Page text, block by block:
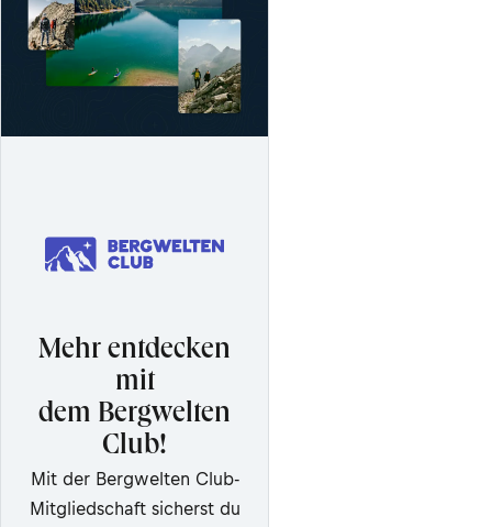
Mehr entdecken
mit
dem Bergwelten
Club!
Mit der Bergwelten Club-
Mitgliedschaft sicherst du